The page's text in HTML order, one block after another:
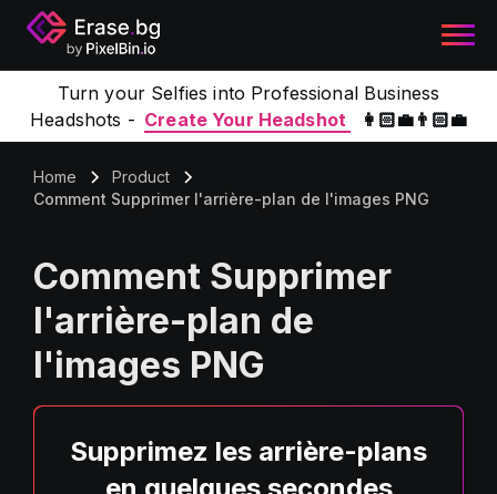
Turn your Selfies into Professional Business
Headshots - Create Your Headshot 👩🏻‍💼👨🏻‍💼
Home
Product
Comment Supprimer l'arrière-plan de l'images PNG
Comment Supprimer
l'arrière-plan de
l'images PNG
Supprimez les arrière-plans